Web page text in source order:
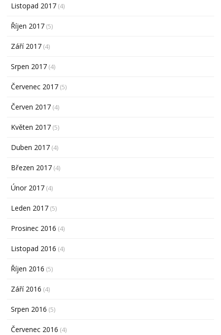
Listopad 2017 (4)
Říjen 2017 (5)
Září 2017 (4)
Srpen 2017 (4)
Červenec 2017 (5)
Červen 2017 (4)
Květen 2017 (5)
Duben 2017 (4)
Březen 2017 (4)
Únor 2017 (4)
Leden 2017 (5)
Prosinec 2016 (4)
Listopad 2016 (4)
Říjen 2016 (5)
Září 2016 (4)
Srpen 2016 (5)
Červenec 2016 (4)